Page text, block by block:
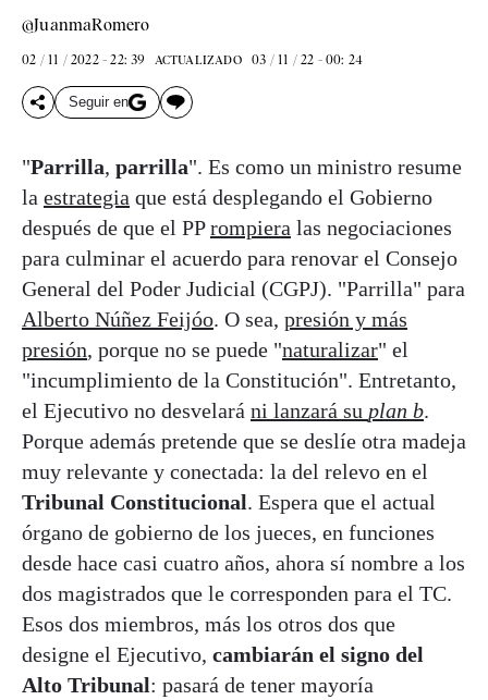
@JuanmaRomero
02 / 11 / 2022 - 22: 39 ACTUALIZADO 03 / 11 / 22 - 00: 24
Seguir en
"Parrilla, parrilla". Es como un ministro resume
la estrategia que está desplegando el Gobierno
después de que el PPrompiera las negociaciones
para culminar el acuerdo para renovar el Consejo
General del Poder Judicial (CGPJ). "Parrilla" para
Alberto Núñez Feijóo. O sea, presión y más
presión, porque no se puede "naturalizar" el
"incumplimiento de la Constitución". Entretanto,
el Ejecutivo no desvelará ni lanzará su plan b.
Porque además pretende que se deslíe otra madeja
muy relevante y conectada: la del relevo en el
Tribunal Constitucional. Espera que el actual
órgano de gobierno de los jueces, en funciones
desde hace casi cuatro años, ahora sí nombre a los
dos magistrados que le corresponden para el TC.
Esos dos miembros, más los otros dos que
designe el Ejecutivo, cambiarán el signo del
Alto Tribunal: pasará de tener mayoría